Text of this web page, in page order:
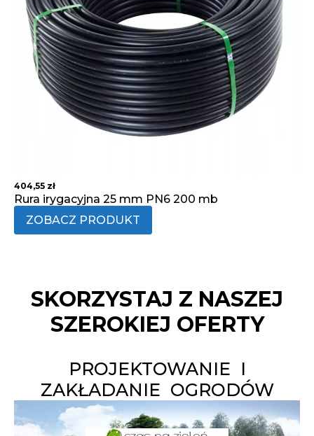
404,55 zł
Rura irygacyjna 25 mm PN6 200 mb
ZOBACZ PRODUKT
SKORZYSTAJ Z NASZEJ
SZEROKIEJ OFERTY
PROJEKTOWANIE I
ZAKŁADANIE OGRODÓW